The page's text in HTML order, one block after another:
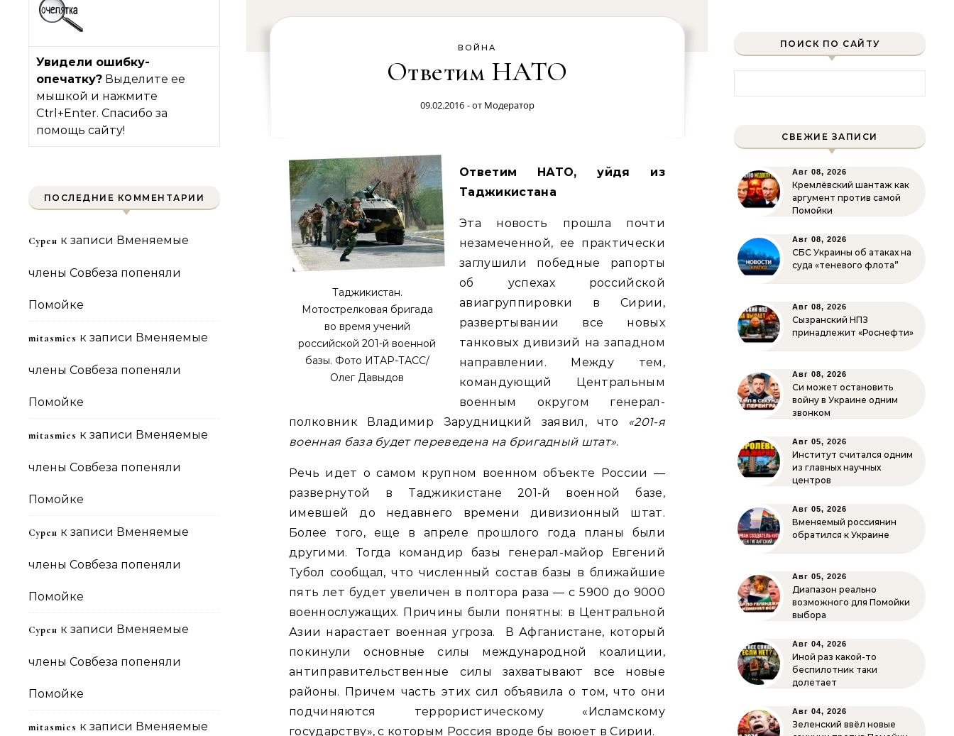
Увидели ошибку-
опечатку? Выделите ее
мышкой и нажмите
Ctrl+Enter. Спасибо за
помощь сайту!
ПОСЛЕДНИЕ КОММЕНТАРИИ
Сурен к записи Вменяемые
члены Совбеза попеняли
Помойке
mitasmies к записи Вменяемые
члены Совбеза попеняли
Помойке
mitasmies к записи Вменяемые
члены Совбеза попеняли
Помойке
Сурен к записи Вменяемые
члены Совбеза попеняли
Помойке
Сурен к записи Вменяемые
члены Совбеза попеняли
Помойке
mitasmies к записи Вменяемые
ВОЙНА
Ответим НАТО
09.02.2016 - от Модератор
Таджикистан.
Мотострелковая бригада
во время учений
российской 201-й военной
базы. Фото ИТАР-ТАСС/
Олег Давыдов
Ответим НАТО, уйдя из
Таджикистана
Эта новость прошла почти
незамеченной, ее практически
заглушили победные рапорты
об успехах российской
авиагруппировки в Сирии,
развертывании все новых
танковых дивизий на западном
направлении. Между тем,
командующий Центральным
военным округом генерал-
полковник Владимир Зарудницкий заявил, что
«201-я
военная база будет переведена на бригадный штат».
Речь идет о самом крупном военном объекте России —
развернутой в Таджикистане 201-й военной базе,
имевшей до недавнего времени дивизионный штат.
Более того, еще в апреле прошлого года планы были
другими. Тогда командир базы генерал-майор Евгений
Тубол сообщал, что численный состав базы в ближайшие
пять лет будет увеличен в полтора раза — с 5900 до 9000
военнослужащих. Причины были понятны: в Центральной
Азии нарастает военная угроза. В Афганистане, который
покинули основные силы международной коалиции,
антиправительственные силы захватывают все новые
районы. Причем часть этих сил объявила о том, что они
подчиняются террористическому «Исламскому
государству», с которым Россия вроде бы воюет в Сирии.
ПОИСК ПО САЙТУ
СВЕЖИЕ ЗАПИСИ
Авг 08, 2026
Кремлёвский шантаж как
аргумент против самой
Помойки
Авг 08, 2026
СБС Украины об атаках на
суда «теневого флота”
Авг 08, 2026
Сызранский НПЗ
принадлежит «Роснефти»
Авг 08, 2026
Си может остановить
войну в Украине одним
звонком
Авг 05, 2026
Институт считался одним
из главных научных
центров
Авг 05, 2026
Вменяемый россиянин
обратился к Украине
Авг 05, 2026
Диапазон реально
возможного для Помойки
выбора
Авг 04, 2026
Иной раз какой-то
беспилотник таки
долетает
Авг 04, 2026
Зеленский ввёл новые